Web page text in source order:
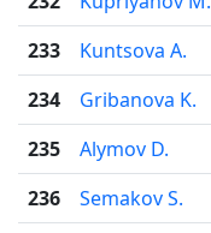
233
Kuntsova A.
234
Gribanova K.
235
Alymov D.
236
Semakov S.